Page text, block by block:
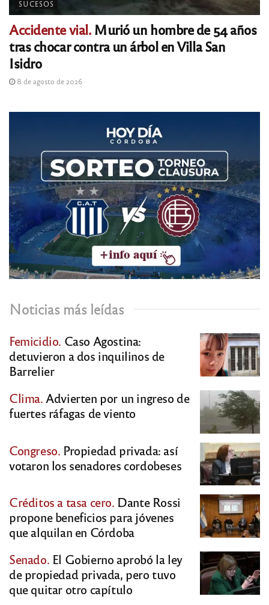
SUCESOS
Accidente vial.Murió un hombre de 54 años
tras chocar contra un árbol en Villa San
Isidro
8 de agosto de 2026
Noticias más leídas
Femicidio. Caso Agostina:
detuvieron a dos inquilinos de
Barrelier
Clima. Advierten por un ingreso de
fuertes ráfagas de viento
Congreso. Propiedad privada: así
votaron los senadores cordobeses
Créditos a tasa cero. Dante Rossi
propone beneficios para jóvenes
que alquilan en Córdoba
Senado. El Gobierno aprobó la ley
de propiedad privada, pero tuvo
que quitar otro capítulo